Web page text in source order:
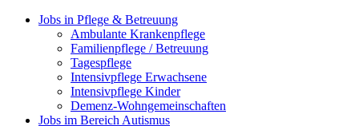
Jobs in Pflege & Betreuung
Ambulante Krankenpflege
Familienpflege / Betreuung
Tagespflege
Intensivpflege Erwachsene
Intensivpflege Kinder
Demenz-Wohngemeinschaften
Jobs im Bereich Autismus